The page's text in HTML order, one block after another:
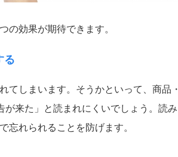
の効果が期待できます。
る
てしまいます。そうかといって、商品・
来た」と読まれにくいでしょう。読み
忘れられることを防げます。